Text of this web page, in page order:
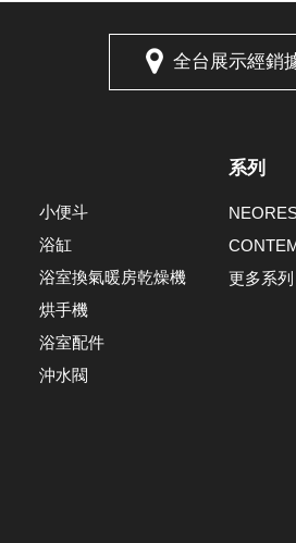
全台展示經銷
小便斗
浴缸
浴室換氣暖房乾燥機
烘手機
浴室配件
沖水閥
系列
更多系列